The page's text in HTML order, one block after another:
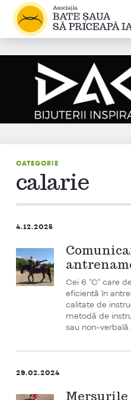
CATEGORIE
calarie
4.12.2025
Cei 6 "C" care
eficientă în
calitate de
metodă de
sau non-
29.02.2024
Mersurile